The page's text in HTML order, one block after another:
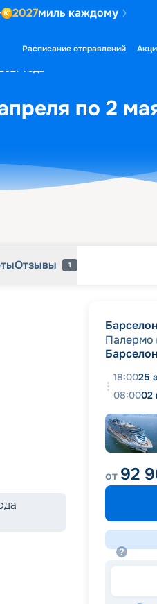
2027миль каждому
Расписание отправлений
года
по 2
Отзывы 1
Палермо
18:0025
08:0002
от 92